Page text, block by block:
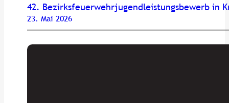
42. Bezirksfeuerwehrjugendleistungsbewerb in
23. Mai 2026